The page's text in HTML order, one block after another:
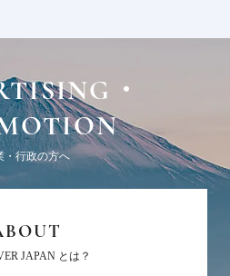
・
・行政の方へ
JAPAN とは？